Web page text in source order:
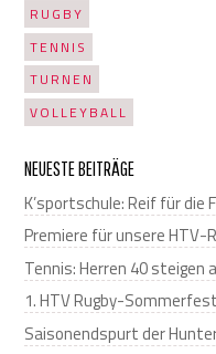
RUGBY
TENNIS
TURNEN
VOLLEYBALL
NEUESTE BEITRÄGE
K’sportschule: Reif für die
Premiere für unsere HTV-
Tennis: Herren 40 steigen
1. HTV Rugby-
Saisonendspurt der